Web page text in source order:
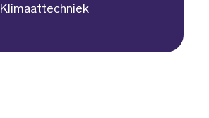
Klimaattechniek